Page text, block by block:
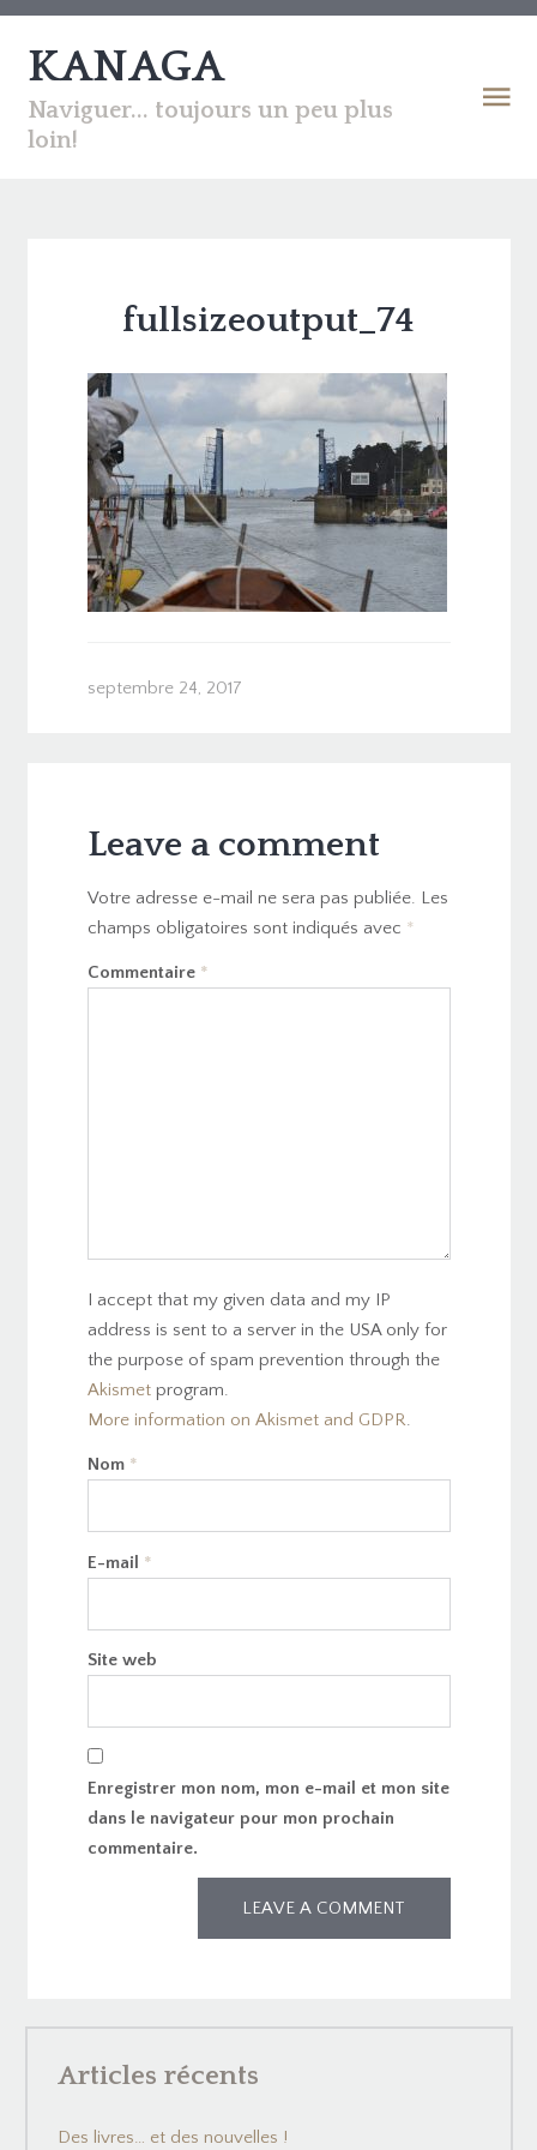
KANAGA
Naviguer... toujours un peu plus
loin!
fullsizeoutput_74
septembre 24, 2017
Leave a comment
Votre adresse e-mail ne sera pas publiée. Les
champs obligatoires sont indiqués avec *
Commentaire *
I accept that my given data and my IP
address is sent to a server in the USA only for
the purpose of spam prevention through the
Akismetprogram.
More information on Akismet and GDPR.
Nom *
E-mail *
Site web
Enregistrer mon nom, mon e-mail et mon site
dans le navigateur pour mon prochain
commentaire.
Articles récents
Des livres… et des nouvelles !